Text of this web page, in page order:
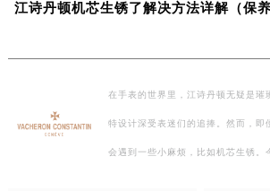
江诗丹顿机芯生锈了解决方法详解（保
在手表的世界里，江诗丹顿无疑是璀
特设计深受表迷们的追捧。然而，即
会遇到一些小麻烦，比如机芯生锈。